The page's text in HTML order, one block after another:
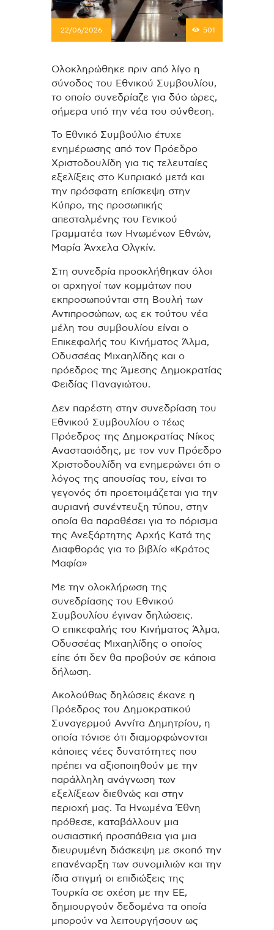
22/06/2026 501
Ολοκληρώθηκε πριν από λίγο η
σύνοδος του Εθνικού Συμβουλίου,
το οποίο συνεδρίαζε για δύο ώρες,
σήμερα υπό την νέα του σύνθεση.
Το Εθνικό Συμβούλιο έτυχε
ενημέρωσης από τον Πρόεδρο
Χριστοδουλίδη για τις τελευταίες
εξελίξεις στο Κυπριακό μετά και
την πρόσφατη επίσκεψη στην
Κύπρο, της προσωπικής
απεσταλμένης του Γενικού
Γραμματέα των Ηνωμένων Εθνών,
Μαρία Άνχελα Ολγκίν.
Στη συνεδρία προσκλήθηκαν όλοι
οι αρχηγοί των κομμάτων που
εκπροσωπούνται στη Βουλή των
Αντιπροσώπων, ως εκ τούτου νέα
μέλη του συμβουλίου είναι ο
Επικεφαλής του Κινήματος Άλμα,
Οδυσσέας Μιχαηλίδης και ο
πρόεδρος της Άμεσης Δημοκρατίας
Φειδίας Παναγιώτου.
Δεν παρέστη στην συνεδρίαση του
Εθνικού Συμβουλίου ο τέως
Πρόεδρος της Δημοκρατίας Νίκος
Αναστασιάδης, με τον νυν Πρόεδρο
Χριστοδουλίδη να ενημερώνει ότι ο
λόγος της απουσίας του, είναι το
γεγονός ότι προετοιμάζεται για την
αυριανή συνέντευξη τύπου, στην
οποία θα παραθέσει για το πόρισμα
της Ανεξάρτητης Αρχής Κατά της
Διαφθοράς για το βιβλίο «Κράτος
Μαφία»
Με την ολοκλήρωση της
συνεδρίασης του Εθνικού
Συμβουλίου έγιναν δηλώσεις.
Ο επικεφαλής του Κινήματος Άλμα,
Οδυσσέας Μιχαηλίδης ο οποίος
είπε ότι δεν θα προβούν σε κάποια
δήλωση.
Ακολούθως δηλώσεις έκανε η
Πρόεδρος του Δημοκρατικού
Συναγερμού Αννίτα Δημητρίου, η
οποία τόνισε ότι διαμορφώνονται
κάποιες νέες δυνατότητες που
πρέπει να αξιοποιηθούν με την
παράλληλη ανάγνωση των
εξελίξεων διεθνώς και στην
περιοχή μας. Τα Ηνωμένα Έθνη
πρόθεσε, καταβάλλουν μια
ουσιαστική προσπάθεια για μια
διευρυμένη διάσκεψη με σκοπό την
επανέναρξη των συνομιλιών και την
ίδια στιγμή οι επιδιώξεις της
Τουρκία σε σχέση με την ΕΕ,
δημιουργούν δεδομένα τα οποία
μπορούν να λειτουργήσουν ως